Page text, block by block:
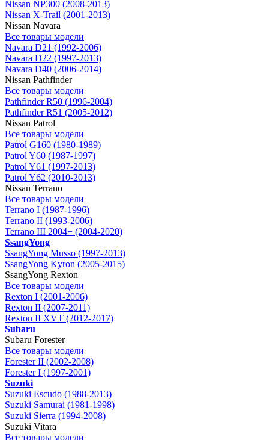
Nissan NP300 (2008-2013)
Nissan X-Trail (2001-2013)
Nissan Navara
Все товары модели
Navara D21 (1992-2006)
Navara D22 (1997-2013)
Navara D40 (2006-2014)
Nissan Pathfinder
Все товары модели
Pathfinder R50 (1996-2004)
Pathfinder R51 (2005-2012)
Nissan Patrol
Все товары модели
Patrol G160 (1980-1989)
Patrol Y60 (1987-1997)
Patrol Y61 (1997-2013)
Patrol Y62 (2010-2013)
Nissan Terrano
Все товары модели
Terrano I (1987-1996)
Terrano II (1993-2006)
Terrano III 2004+ (2004-2020)
SsangYong
SsangYong Musso (1997-2013)
SsangYong Kyron (2005-2015)
SsangYong Rexton
Все товары модели
Rexton I (2001-2006)
Rexton II (2007-2011)
Rexton II XVT (2012-2017)
Subaru
Subaru Forester
Все товары модели
Forester II (2002-2008)
Forester I (1997-2001)
Suzuki
Suzuki Escudo (1988-2013)
Suzuki Samurai (1981-1998)
Suzuki Sierra (1994-2008)
Suzuki Vitara
Все товары модели